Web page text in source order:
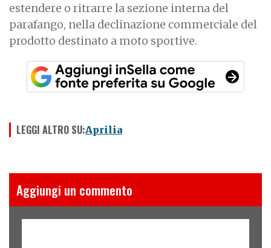
estendere o ritrarre la sezione interna del
parafango, nella declinazione commerciale del
prodotto destinato a moto sportive.
LEGGI ALTRO SU:Aprilia
Aggiungi un commento